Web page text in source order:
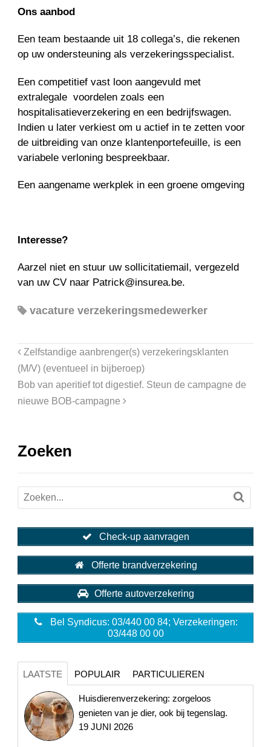
Ons aanbod
Een team bestaande uit 18 collega’s, die rekenen
op uw ondersteuning als verzekeringsspecialist.
Een competitief vast loon aangevuld met
extralegale voordelen zoals een
hospitalisatieverzekering en een bedrijfswagen.
Indien u later verkiest om u actief in te zetten voor
de uitbreiding van onze klantenportefeuille, is een
variabele verloning bespreekbaar.
Een aangename werkplek in een groene omgeving
Interesse?
Aarzel niet en stuur uw sollicitatiemail, vergezeld
van uw CV naar Patrick@insurea.be.
vacature verzekeringsmedewerker
Zelfstandige aanbrenger(s) verzekeringsklanten
(M/V) (eventueel in bijberoep)
Bob van aperitief tot digestief. Steun de campagne de
nieuwe BOB-campagne
Zoeken
Check-up aanvragen
Offerte brandverzekering
Offerte autoverzekering
Bel Syndicus: 03/440 00 84; Verzekeringen:
03/448 00 00
LAATSTE POPULAIR PARTICULIEREN
Huisdierenverzekering: zorgeloos
genieten van je dier, ook bij tegenslag.
19 JUNI 2026